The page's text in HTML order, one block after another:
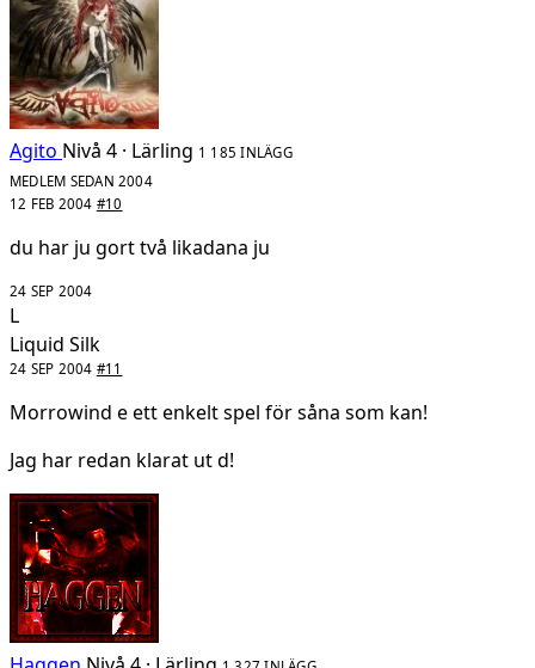
Agito Nivå 4 · Lärling 1 185 INLÄGG
MEDLEM SEDAN 2004
12 FEB 2004 #10
du har ju gort två likadana ju
24 SEP 2004
L
Liquid Silk
24 SEP 2004 #11
Morrowind e ett enkelt spel för såna som kan!
Jag har redan klarat ut d!